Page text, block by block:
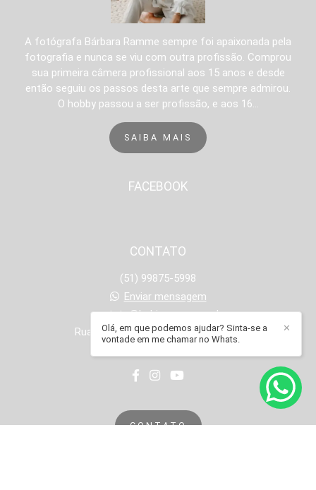
A fotógrafa Bárbara Ramme sempre foi apaixonada pela
fotografia e nunca se viu com outra profissão. Comprou
sua primeira câmera profissional aos 15 anos e desde
então seguiu os passos desta arte que sempre admirou.
O hobby passou a ser profissão, e aos 16...
SAIBA MAIS
FACEBOOK
CONTATO
(51) 99875-5998
Enviar mensagem
contato@babiramme.com.br
Rua Onze de Junho, 1251 - Operário
CONTATO
✕
Olá, em que podemos ajudar? Sinta-se a
vontade em me chamar no Whats.